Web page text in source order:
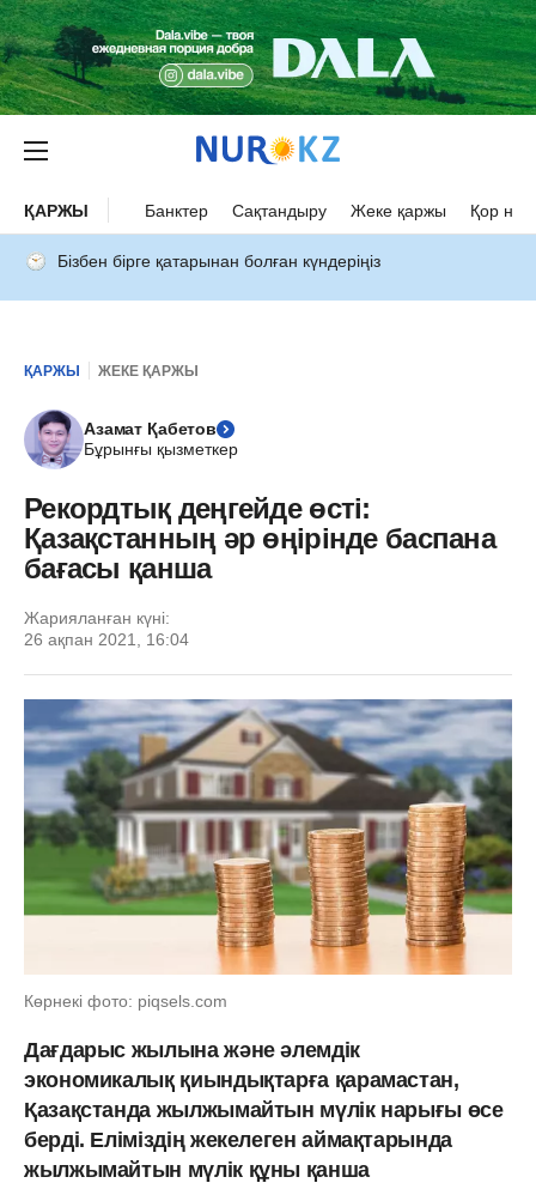
ҚАРЖЫ Банктер Сақтандыру Жеке қаржы Қор
Бізбен бірге қатарынан болған күндеріңіз
ҚАРЖЫ ЖЕКЕ ҚАРЖЫ
Азамат Қабетов
Бұрынғы қызметкер
Рекордтық деңгейде өсті:
Қазақстанның әр өңірінде баспана
бағасы қанша
Жарияланған күні:
26 ақпан 2021, 16:04
Көрнекі фото: piqsels.com
Дағдарыс жылына және әлемдік
экономикалық қиындықтарға қарамастан,
Қазақстанда жылжымайтын мүлік нарығы өсе
берді. Еліміздің жекелеген аймақтарында
жылжымайтын мүлік құны қанша